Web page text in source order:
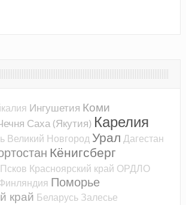
Ингушетия Коми
Саха (Якутия) Карелия
Великий Новгород Урал Дагестан
Кёнигсберг
Псков Красноярский край ОРДЛО
Поморье
край Беларусь Залесье